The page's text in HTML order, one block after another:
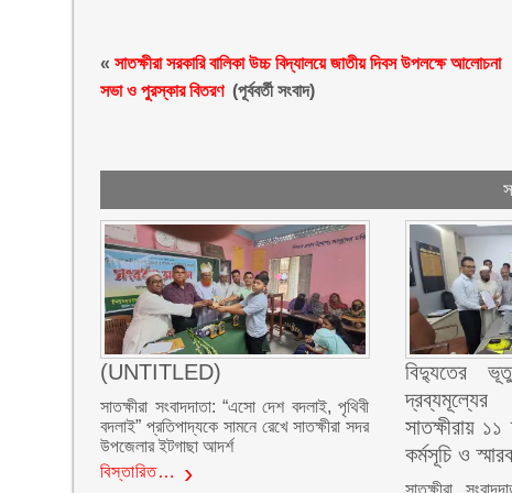
«সাতক্ষীরা সরকারি বালিকা উচ্চ বিদ্যালয়ে জাতীয় দিবস উপলক্ষে আলোচনা
সভা ও পুরস্কার বিতরণ (পূর্ববর্তী সংবাদ)
(UNTITLED)
সাতক্ষীরা সংবাদদাতা: “এসো দেশ বদলাই, পৃথিবী
বদলাই” প্রতিপাদ্যকে সামনে রেখে সাতক্ষীরা সদর
উপজেলার ইটগাছা আদর্শ
বিস্তারিত…
বিদ্যুতের
দ্রব্যমূল্যের
সাতক্ষীরায়
কর্মসূচি ও